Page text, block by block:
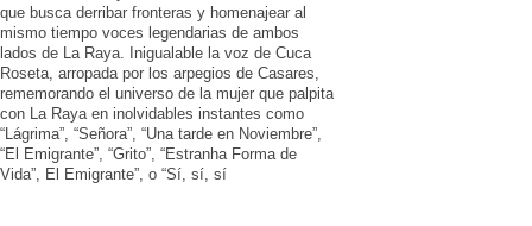
que busca derribar fronteras y homenajear al
mismo tiempo voces legendarias de ambos
lados de La Raya. Inigualable la voz de Cuca
Roseta, arropada por los arpegios de Casares,
rememorando el universo de la mujer que palpita
con La Raya en inolvidables instantes como
“Lágrima”, “Señora”, “Una tarde en Noviembre”,
“El Emigrante”, “Grito”, “Estranha Forma de
Vida”, El Emigrante”, o “Sí, sí, sí